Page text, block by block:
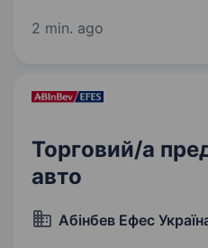
Менеджера з продажу та
2 min. ago
Торговий/а
авто
Абінбев Ефес